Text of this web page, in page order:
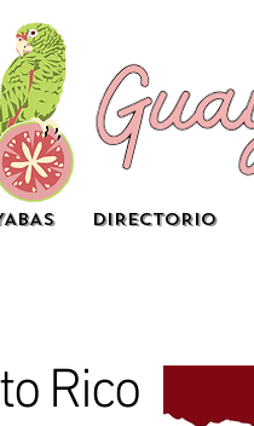
DIRECTORIO
Rico